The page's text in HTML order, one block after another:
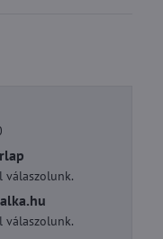
válaszolunk.
válaszolunk.